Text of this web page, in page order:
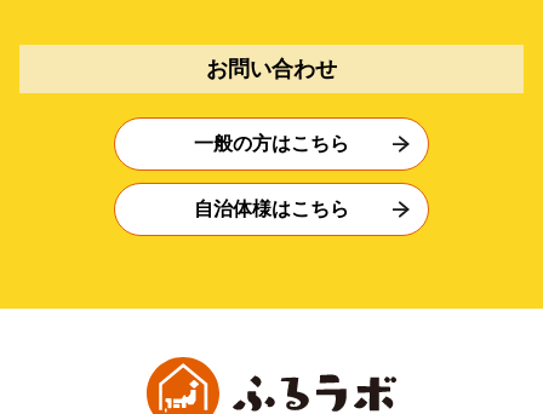
お問い合わせ
一般の方はこちら
自治体様はこちら